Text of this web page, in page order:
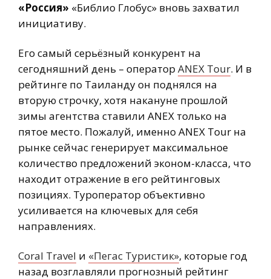
«Россия» «Библио Глобус» вновь захватил
инициативу.
Его самый серьёзный конкурент на
сегодняшний день – оператор ANEX Tour. И в
рейтинге по Таиланду он поднялся на
вторую строчку, хотя накануне прошлой
зимы агентства ставили ANEX только на
пятое место. Пожалуй, именно ANEX Tour на
рынке сейчас генерирует максимальное
количество предложений эконом-класса, что
находит отражение в его рейтинговых
позициях. Туроператор объективно
усиливается на ключевых для себя
направлениях.
Coral Travel и «Пегас Туристик», которые год
назад возглавляли прогнозный рейтинг